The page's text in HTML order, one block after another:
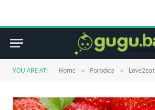
YOU ARE AT: Home » Porodica » Love2eat